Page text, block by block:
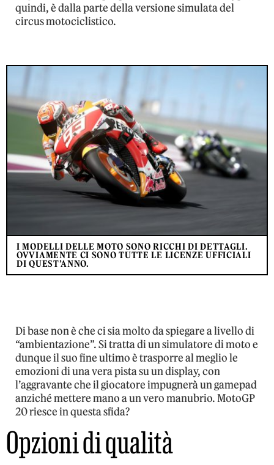
quindi, è dalla parte della versione simulata del
circus motociclistico.
I MODELLI DELLE MOTO SONO RICCHI DI DETTAGLI.
OVVIAMENTE CI SONO TUTTE LE LICENZE UFFICIALI
DI QUEST’ANNO.
Di base non è che ci sia molto da spiegare a livello di
“ambientazione”. Si tratta di un simulatore di moto e
dunque il suo fine ultimo è trasporre al meglio le
emozioni di una vera pista su un display, con
l’aggravante che il giocatore impugnerà un gamepad
anziché mettere mano a un vero manubrio. MotoGP
20 riesce in questa sfida?
Opzioni di qualità